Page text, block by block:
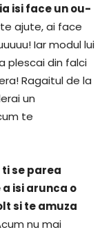
isi face un ou-
ajute, ai face
Iar modul lui
plescai din falci
Ragaitul de la
un
te
se parea
isi arunca o
si te amuza
nu mai